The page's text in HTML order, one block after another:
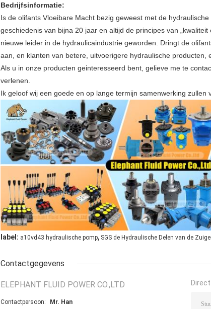
Bedrijfsinformatie:
Is de olifants Vloeibare Macht bezig geweest met de
geschiedenis van bijna 20 jaar en altijd de principes van „kwaliteit
nieuwe leider in de hydraulicaindustrie geworden. Dringt de
aan, en klanten van betere, uitvoerigere hydraulische producten,
Als u in onze producten geinteresseerd bent, gelieve me te
verlenen.
Ik geloof wij een goede en op lange termijn samenwerking zullen
label: a10vd43 hydraulische pomp, SGS de Hydraulische Delen van de
Contactgegevens
ELEPHANT FLUID POWER CO.,LTD
Contactpersoon: Mr. Han